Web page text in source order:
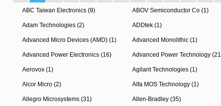
ABC Taiwan Electronics (9) ABOV Semiconductor Co (1)
Adam Technologies (2) ADDtek (1)
Advanced Micro Devices (AMD) (1) Advanced Monolithic (1)
Advanced Power Electronics (16) Advanced Power Technology
Aerovox (1) Agilant Technologies (1)
Alcor Micro (2) Alfa MOS Technology (1)
Allegro Microsystems (31) Allen-Bradley (35)